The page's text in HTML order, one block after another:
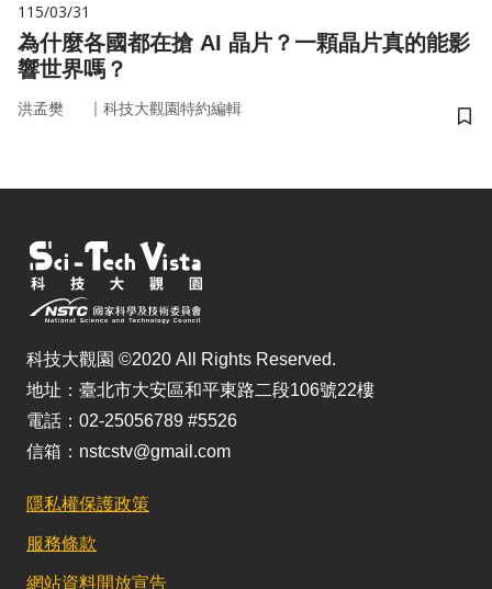
115/03/31
為什麼各國都在搶 AI 晶片？一顆晶片真的能影
響世界嗎？
洪孟樊 ｜ 科技大觀園特約編輯
儲
科技大觀園 ©2020 All Rights Reserved.
地址：臺北市大安區和平東路二段106號22樓
電話：02-25056789 #5526
信箱：nstcstv@gmail.com
隱私權保護政策
服務條款
網站資料開放宣告